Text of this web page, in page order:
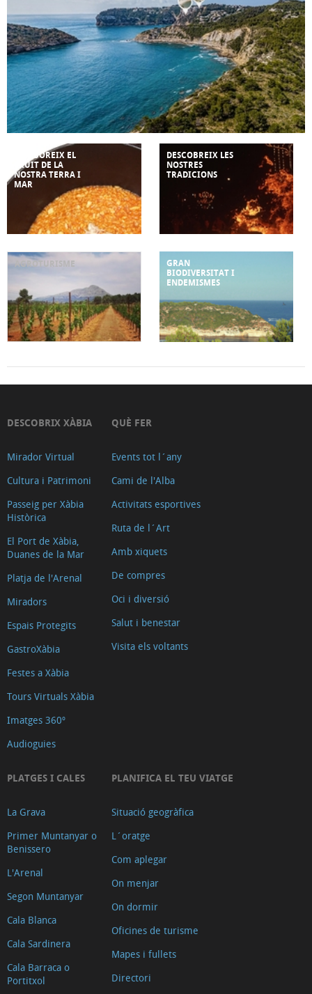
ASSABOREIX EL
FRUIT DE LA
NOSTRA TERRA I
MAR
DESCOBREIX LES
NOSTRES
TRADICIONS
AGROTURISME
GRAN
BIODIVERSITAT I
ENDEMISMES
DESCOBRIX XÀBIA
Mirador Virtual
Cultura i Patrimoni
Passeig per Xàbia
Històrica
El Port de Xàbia,
Duanes de la Mar
Platja de l'Arenal
Miradors
Espais Protegits
GastroXàbia
Festes a Xàbia
Tours Virtuals Xàbia
Imatges 360º
Audioguies
QUÈ FER
Events tot l´any
Cami de l'Alba
Activitats esportives
Ruta de l´Art
Amb xiquets
De compres
Oci i diversió
Salut i benestar
Visita els voltants
PLATGES I CALES
La Grava
Primer Muntanyar o
Benissero
L'Arenal
Segon Muntanyar
Cala Blanca
Cala Sardinera
Cala Barraca o
Portitxol
PLANIFICA EL TEU VIATGE
Situació geogràfica
L´oratge
Com aplegar
On menjar
On dormir
Oficines de turisme
Mapes i fullets
Directori